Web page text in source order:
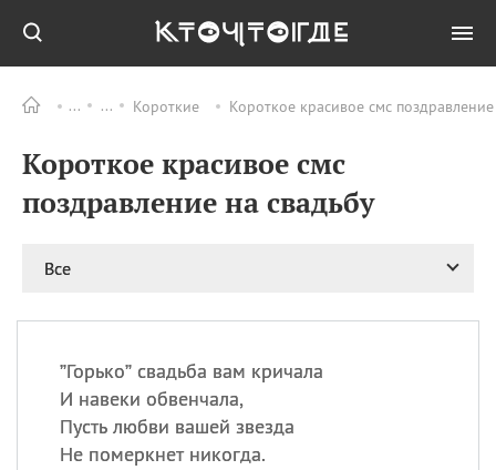
Короткие Короткое красивое смс
Короткое красивое смс
поздравление на свадьбу
Все
”Горько” свадьба вам кричала
И навеки обвенчала,
Пусть любви вашей звезда
Не померкнет никогда.
ПРАЗДНИКИ Все
11.08 Рождество святителя
11.08 День «мусорной еды»
праздник
12.08 День
(День ВВС) РФ